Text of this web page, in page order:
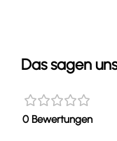
Das sagen
0 Bewertungen